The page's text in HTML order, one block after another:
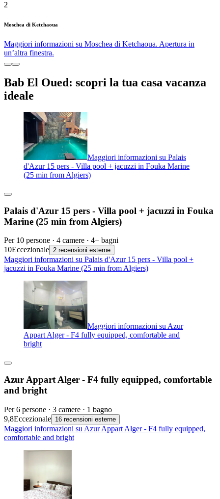
2
Moschea di Ketchaoua
Maggiori informazioni su Moschea di Ketchaoua. Apertura in
un’altra finestra.
Bab El Oued: scopri la tua casa vacanza
ideale
Maggiori informazioni su Palais
d'Azur 15 pers - Villa pool + jacuzzi in Fouka Marine
(25 min from Algiers)
Palais d'Azur 15 pers - Villa pool + jacuzzi in Fouka
Marine (25 min from Algiers)
Per 10 persone · 4 camere · 4+ bagni
10Eccezionale 2 recensioni esterne
Maggiori informazioni su Palais d'Azur 15 pers - Villa pool +
jacuzzi in Fouka Marine (25 min from Algiers)
Maggiori informazioni su Azur
Appart Alger - F4 fully equipped, comfortable and
bright
Azur Appart Alger - F4 fully equipped, comfortable
and bright
Per 6 persone · 3 camere · 1 bagno
9,8Eccezionale 16 recensioni esterne
Maggiori informazioni su Azur Appart Alger - F4 fully equipped,
comfortable and bright